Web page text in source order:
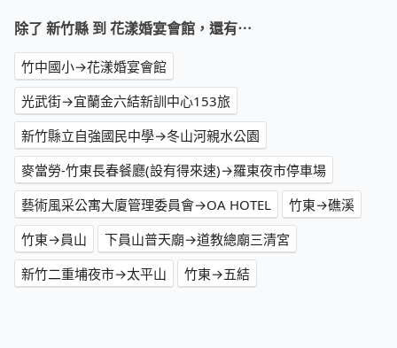
除了 新竹縣 到 花漾婚宴會館，還有⋯
竹中國小→花漾婚宴會館
光武街→宜蘭金六結新訓中心153旅
新竹縣立自強國民中學→冬山河親水公園
麥當勞-竹東長春餐廳(設有得來速)→羅東夜市停車場
藝術風采公寓大廈管理委員會→OA HOTEL
竹東→礁溪
竹東→員山
下員山普天廟→道教總廟三清宮
新竹二重埔夜市→太平山
竹東→五結